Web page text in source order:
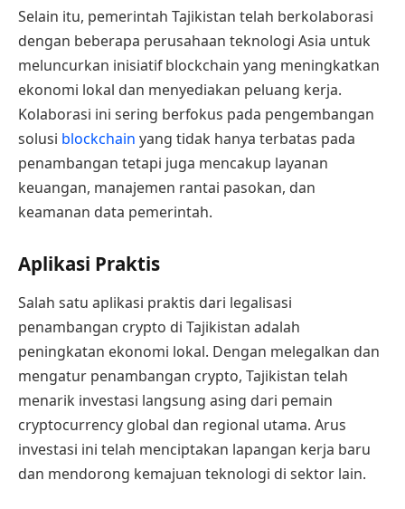
Selain itu, pemerintah Tajikistan telah berkolaborasi
dengan beberapa perusahaan teknologi Asia untuk
meluncurkan inisiatif blockchain yang meningkatkan
ekonomi lokal dan menyediakan peluang kerja.
Kolaborasi ini sering berfokus pada pengembangan
solusi blockchain yang tidak hanya terbatas pada
penambangan tetapi juga mencakup layanan
keuangan, manajemen rantai pasokan, dan
keamanan data pemerintah.
Aplikasi Praktis
Salah satu aplikasi praktis dari legalisasi
penambangan crypto di Tajikistan adalah
peningkatan ekonomi lokal. Dengan melegalkan dan
mengatur penambangan crypto, Tajikistan telah
menarik investasi langsung asing dari pemain
cryptocurrency global dan regional utama. Arus
investasi ini telah menciptakan lapangan kerja baru
dan mendorong kemajuan teknologi di sektor lain.